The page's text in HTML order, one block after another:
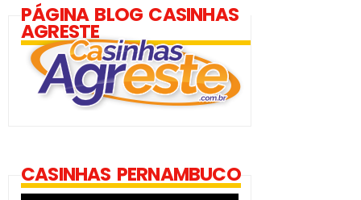
PÁGINA BLOG CASINHAS
AGRESTE
CASINHAS PERNAMBUCO